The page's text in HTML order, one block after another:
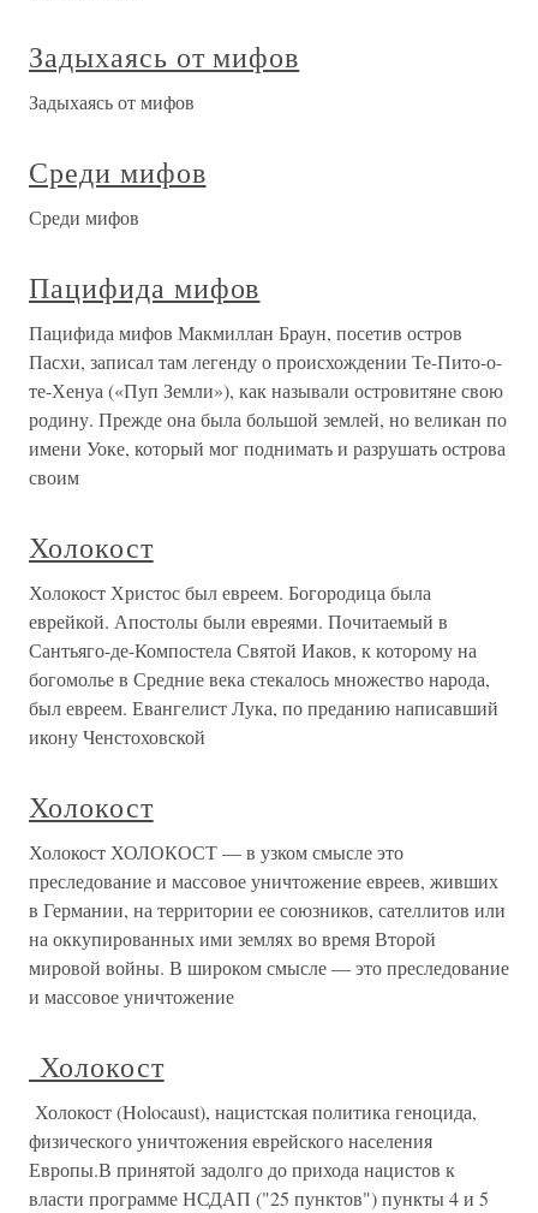
Задыхаясь от мифов
Задыхаясь от мифов
Среди мифов
Среди мифов
Пацифида мифов
Пацифида мифов Макмиллан Браун, посетив остров
Пасхи, записал там легенду о происхождении Те-Пито-о-
те-Хенуа («Пуп Земли»), как называли островитяне свою
родину. Прежде она была большой землей, но великан по
имени Уоке, который мог поднимать и разрушать острова
своим
Холокост
Холокост Христос был евреем. Богородица была
еврейкой. Апостолы были евреями. Почитаемый в
Сантьяго-де-Компостела Святой Иаков, к которому на
богомолье в Средние века стекалось множество народа,
был евреем. Евангелист Лука, по преданию написавший
икону Ченстоховской
Холокост
Холокост ХОЛОКОСТ — в узком смысле это
преследование и массовое уничтожение евреев, живших
в Германии, на территории ее союзников, сателлитов или
на оккупированных ими землях во время Второй
мировой войны. В широком смысле — это преследование
и массовое уничтожение
Холокост
Холокост (Holocaust), нацистская политика геноцида,
физического уничтожения еврейского населения
Европы.В принятой задолго до прихода нацистов к
власти программе НСДАП ("25 пунктов") пункты 4 и 5